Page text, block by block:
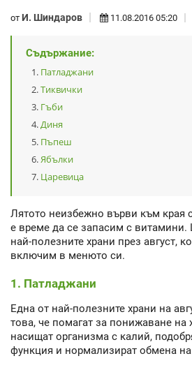
от И. Шиндаров 11.08.2016 05:20
Съдържание:
Патладжани
Тиквички
Гъби
Диня
Пъпеш
Ябълки
Царевица
Лятото неизбежно върви към края
е време да се запасим с
най-полезните храни през август,
включим в менюто си.
1. Патладжани
Една от най-полезните храни на
това, че помагат за понижаване на
насищат организма с калий,
функция и нормализират обмена